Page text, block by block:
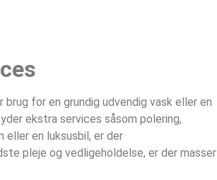
for en grundig udvendig vask eller en
ekstra services såsom polering,
eller en luksusbil, er der
pleje og vedligeholdelse, er der masser